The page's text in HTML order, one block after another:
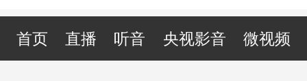
首页 直播 听音 央视影音 微视频